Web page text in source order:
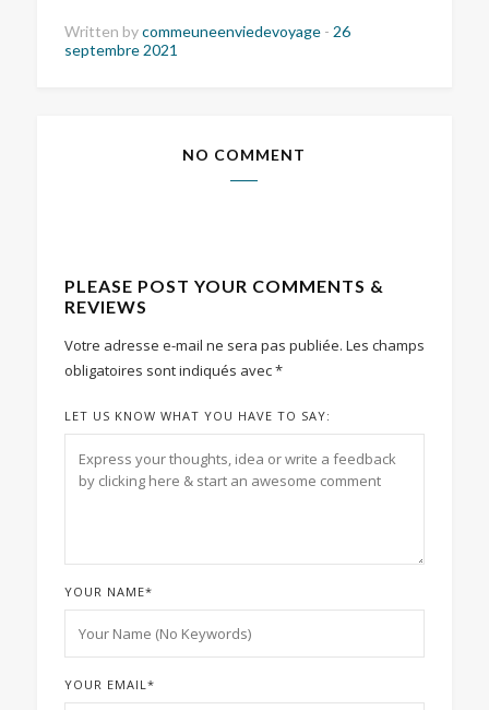
Written bycommeuneenviedevoyage - 26
septembre 2021
NO COMMENT
PLEASE POST YOUR COMMENTS &
REVIEWS
Votre adresse e-mail ne sera pas publiée. Les champs
obligatoires sont indiqués avec*
LET US KNOW WHAT YOU HAVE TO SAY:
YOUR NAME*
YOUR EMAIL*